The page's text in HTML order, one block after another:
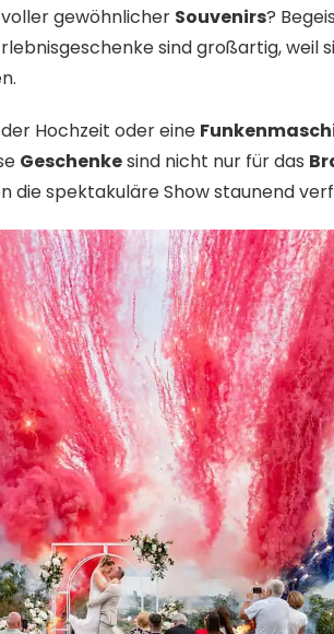
gewöhnlicher Souvenirs?
sind großartig, weil
Hochzeit oder eine
Geschenkesind nicht nur für das
die spektakuläre Show staunend